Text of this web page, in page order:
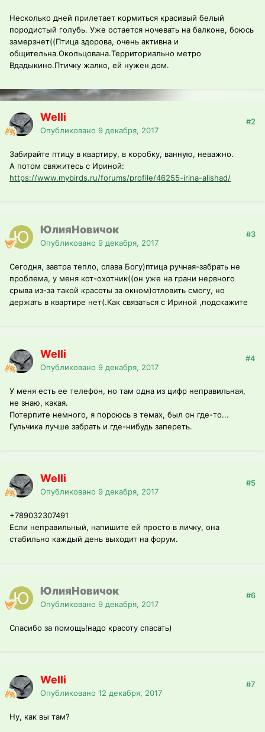
Несколько дней прилетает кормиться красивый белый
породистый голубь. Уже остается ночевать на балконе, боюсь
замерзнет((Птица здорова, очень активна и
общительна.Окольцована.Территориально метро
Вдадыкино.Птичку жалко, ей нужен дом.
Welli
Опубликовано 9 декабря, 2017
#2
Забирайте птицу в квартиру, в коробку, ванную, неважно.
А потом свяжитесь с Ириной:
https://www.mybirds.ru/forums/profile/46255-irina-alishad/
ЮлияНовичок
Опубликовано 9 декабря, 2017
#3
Сегодня, завтра тепло, слава Богу)птица ручная-забрать не
проблема, у меня кот-охотник((он уже на грани нервного
срыва из-за такой красоты за окном)отловить смогу, но
держать в квартире нет(.Как связаться с Ириной ,подскажите
Welli
Опубликовано 9 декабря, 2017
#4
У меня есть ее телефон, но там одна из цифр неправильная,
не знаю, какая.
Потерпите немного, я пороюсь в темах, был он где-то...
Гульчика лучше забрать и где-нибудь запереть.
Welli
Опубликовано 9 декабря, 2017
#5
+789032307491
Если неправильный, напишите ей просто в личку, она
стабильно каждый день выходит на форум.
ЮлияНовичок
Опубликовано 9 декабря, 2017
#6
Спасибо за помощь!надо красоту спасать)
Welli
Опубликовано 12 декабря, 2017
#7
Ну, как вы там?